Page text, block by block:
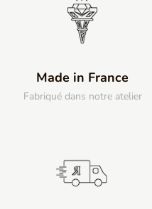
Made in France
Fabriqué dans notre atelier